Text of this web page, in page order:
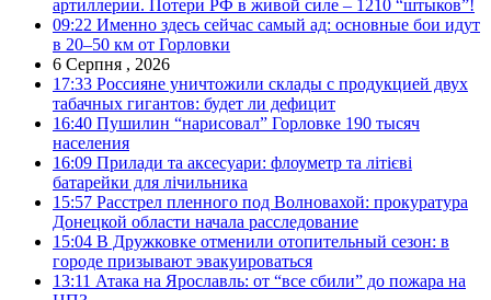
артиллерии. Потери РФ в живой силе – 1210 “штыков”!
09:22 Именно здесь сейчас самый ад: основные бои идут
в 20–50 км от Горловки
6 Серпня , 2026
17:33 Россияне уничтожили склады с продукцией двух
табачных гигантов: будет ли дефицит
16:40 Пушилин “нарисовал” Горловке 190 тысяч
населения
16:09 Прилади та аксесуари: флоуметр та літієві
батарейки для лічильника
15:57 Расстрел пленного под Волновахой: прокуратура
Донецкой области начала расследование
15:04 В Дружковке отменили отопительный сезон: в
городе призывают эвакуироваться
13:11 Атака на Ярославль: от “все сбили” до пожара на